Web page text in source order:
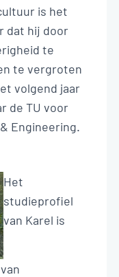
is het
dat hij door
te
te vergroten
volgend jaar
de TU voor
Engineering.
Het
studieprofiel
van Karel is